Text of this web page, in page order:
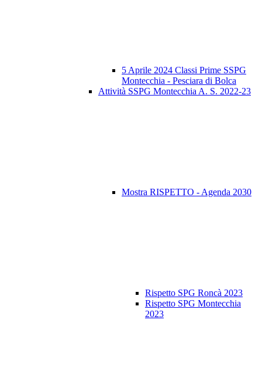
5 Aprile 2024 Classi Prime SSPG
Montecchia - Pesciara di Bolca
Attività SSPG Montecchia A. S. 2022-23
Mostra RISPETTO - Agenda 2030
Rispetto SPG Roncà 2023
Rispetto SPG Montecchia
2023